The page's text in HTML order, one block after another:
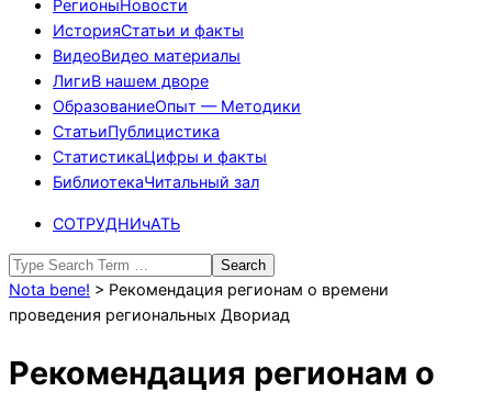
РегионыНовости
ИсторияСтатьи и факты
ВидеоВидео материалы
ЛигиВ нашем дворе
ОбразованиеОпыт — Методики
СтатьиПублицистика
СтатистикаЦифры и факты
БиблиотекаЧитальный зал
СОТРУДНИчАТЬ
Search
Nota bene! > Рекомендация регионам о времени
проведения региональных Двориад
Рекомендация регионам о